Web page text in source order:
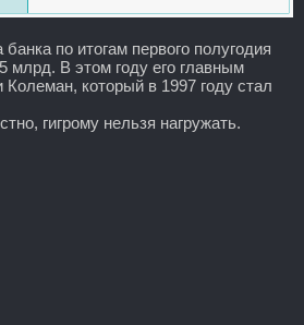
по итогам первого полугодия
млрд. В этом году его главным
Колеман, который в 1997 году стал
гигрому нельзя нагружать.